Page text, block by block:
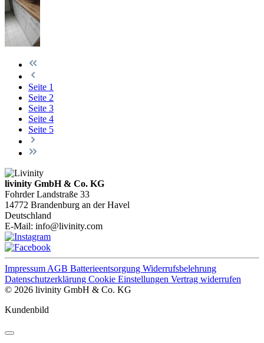
Seite 1
Seite 2
Seite 3
Seite 4
Seite 5
livinity GmbH & Co. KG
Fohrder Landstraße 33
14772 Brandenburg an der Havel
Deutschland
E-Mail: info@livinity.com
Impressum AGB Batterieentsorgung Widerrufsbelehrung
Datenschutzerklärung Cookie Einstellungen Vertrag widerrufen
© 2026 livinity GmbH & Co. KG
Kundenbild